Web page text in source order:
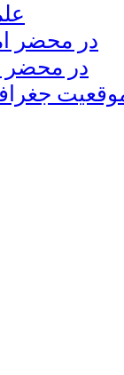
در محضر
در محضر